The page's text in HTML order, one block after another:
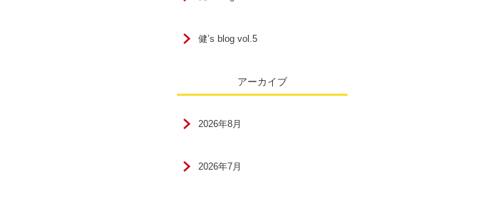
健’s blog vol.5
アーカイブ
2026年8月
2026年7月